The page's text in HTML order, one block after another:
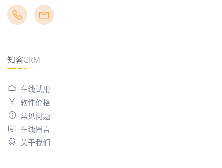
知客CRM
在线试用
软件价格
常见问题
在线留言
关于我们